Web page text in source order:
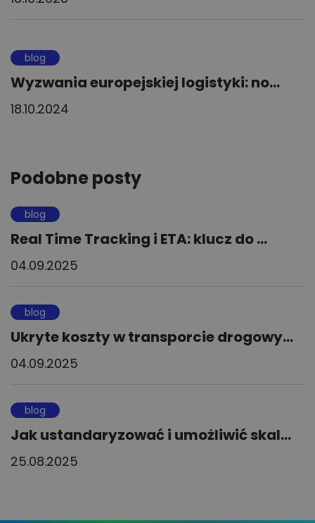
blog
Wyzwania europejskiej logistyki: no...
18.10.2024
Podobne posty
blog
Real Time Tracking i ETA: klucz do ...
04.09.2025
blog
Ukryte koszty w transporcie drogowy...
04.09.2025
blog
Jak ustandaryzować i umożliwić skal...
25.08.2025